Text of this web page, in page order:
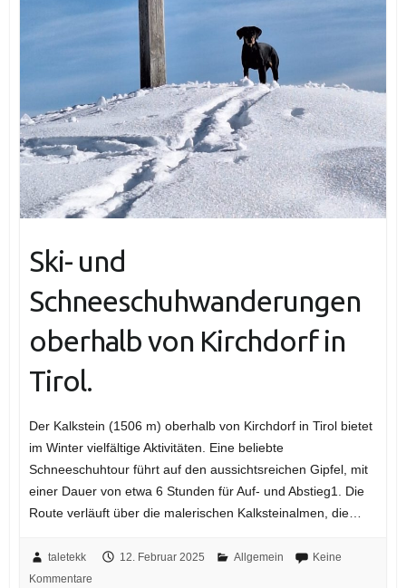
Ski- und
Schneeschuhwanderungen
oberhalb von Kirchdorf in
Tirol.
Der Kalkstein (1506 m) oberhalb von Kirchdorf in Tirol bietet
im Winter vielfältige Aktivitäten. Eine beliebte
Schneeschuhtour führt auf den aussichtsreichen Gipfel, mit
einer Dauer von etwa 6 Stunden für Auf- und Abstieg1. Die
Route verläuft über die malerischen Kalksteinalmen, die…
taletekk 12. Februar 2025 Allgemein
Keine
Kommentare